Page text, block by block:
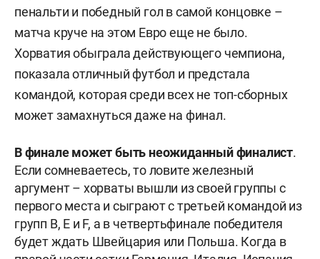
пенальти и победный гол в самой концовке –
матча круче на этом Евро еще не было.
Хорватия обыграла действующего чемпиона,
показала отличный футбол и предстала
командой, которая среди всех не топ-сборных
может замахнуться даже на финал.
В финале может быть неожиданный финалист.
Если сомневаетесь, то ловите железный
аргумент – хорваты вышли из своей группы с
первого места и сыграют с третьей командой из
групп B, E и F, а в четвертьфинале победителя
будет ждать Швейцария или Польша. Когда в